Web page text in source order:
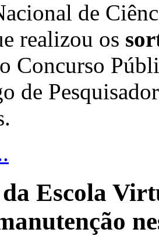
de
realizou os
Concurso
de
da Escola